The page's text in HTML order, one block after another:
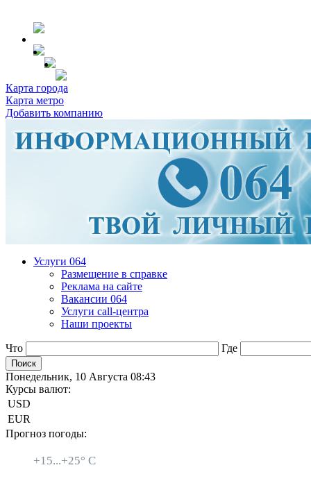
Карта города
Карта метро
Добавить компанию
Услуги 064
Размещение в справке
Реклама на сайте
Вакансии 064
Услуги call-центра
Наши проекты
Что Где
Понедельник, 10 Августа 08:43
Курсы валют:
USD
EUR
Прогноз погоды:
+15...+25° C